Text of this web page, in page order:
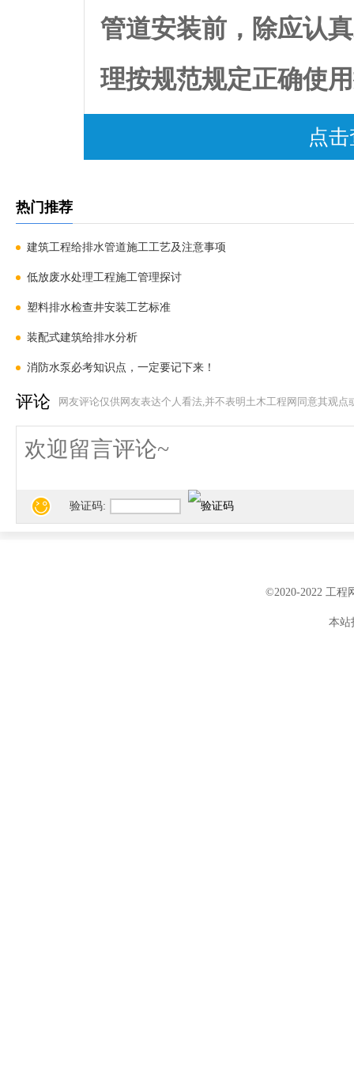
管道安装前，除应认
理按规范规定正确使
应保证坡度，符合设
多种技术措施以防止
1、由于建筑结构需要
时，根据规范要求，
便于检修。
2、当设计无要求时，
在连接2个及2个以上
的污水横管上，应设
点
热门推荐
建筑工程给排水管道施工工艺及注意事项
低放废水处理工程施工管理探讨
塑料排水检查井安装工艺标准
装配式建筑给排水分析
消防水泵必考知识点，一定要记下来！
评论 网友评论仅供网友表达个人看法,并不表明土木工程网同意其观点
验证码:
©2020-2022 工程
本站